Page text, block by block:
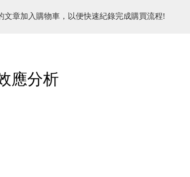
章加入購物車，以便快速紀錄完成購買流程!
應分析